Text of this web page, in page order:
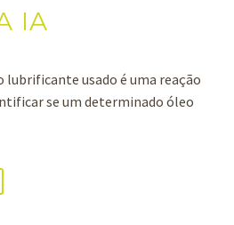
IA
lubrificante usado é uma reação
se um determinado óleo